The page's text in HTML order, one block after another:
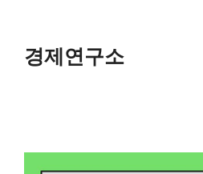
content경제연구소